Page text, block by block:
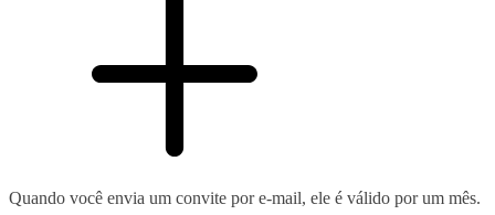
Quando você envia um convite por e-mail, ele é válido por um mês.